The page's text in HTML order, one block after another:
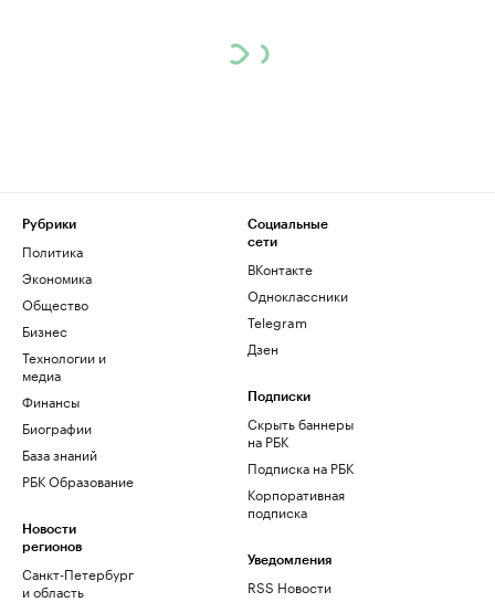
Рубрики
Политика
Экономика
Общество
Бизнес
Технологии и
медиа
Финансы
Биографии
База знаний
РБК Образование
Новости
регионов
Санкт-Петербург
и область
Социальные
сети
ВКонтакте
Одноклассники
Telegram
Дзен
Подписки
Скрыть баннеры
на РБК
Подписка на РБК
Корпоративная
подписка
Уведомления
RSS Новости